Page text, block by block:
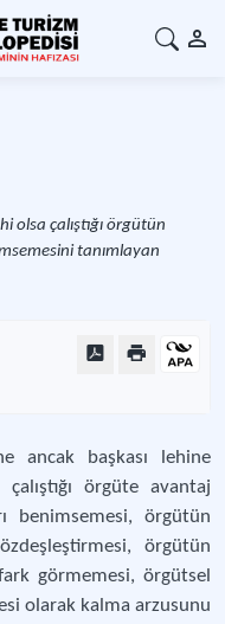
olsa çalıştığı örgütün
tanımlayan
ancak başkası lehine
örgüte avantaj
benimsemesi, örgütün
örgütün
görmemesi, örgütsel
olarak kalma arzusunu